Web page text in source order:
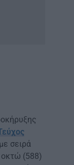
σειρά
οκτώ (588)